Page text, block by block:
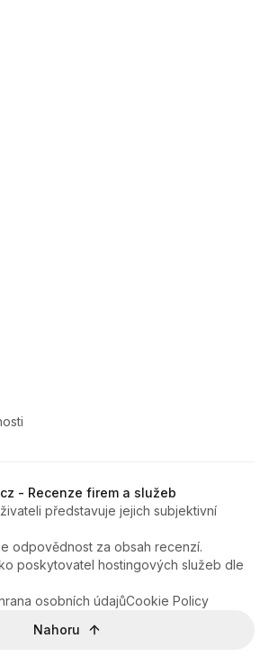
- Recenze firem a služeb
představuje jejich subjektivní
odpovědnost za obsah recenzí.
poskytovatel hostingových služeb dle
osobních údajůCookie Policy
Nahoru